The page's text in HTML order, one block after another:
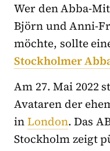
Wer den Abba-
Björn und Anni-
möchte, sollte
Stockholmer
Am 27. Mai 2022
Avataren der
inLondon. Das
Stockholm zeigt